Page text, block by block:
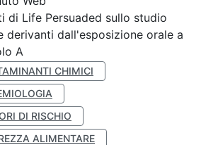
di Life Persuaded sullo studio
derivanti dall'esposizione orale a
A
CHIMICI
DI RISCHIO
ALIMENTARE